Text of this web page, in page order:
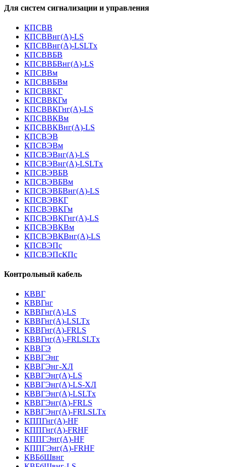
Для систем сигнализации и управления
КПСВВ
КПСВВнг(А)-LS
КПСВВнг(А)-LSLTx
КПСВВБВ
КПСВВБВнг(А)-LS
КПСВВм
КПСВВБВм
КПСВВКГ
КПСВВКГм
КПСВВКГнг(А)-LS
КПСВВКВм
КПСВВКВнг(А)-LS
КПСВЭВ
КПСВЭВм
КПСВЭВнг(А)-LS
КПСВЭВнг(А)-LSLTx
КПСВЭВБВ
КПСВЭВБВм
КПСВЭВБВнг(А)-LS
КПСВЭВКГ
КПСВЭВКГм
КПСВЭВКГнг(А)-LS
КПСВЭВКВм
КПСВЭВКВнг(А)-LS
КПСВЭПс
КПСВЭПсКПс
Контрольный кабель
КВВГ
КВВГнг
КВВГнг(А)-LS
КВВГнг(А)-LSLTx
КВВГнг(А)-FRLS
КВВГнг(А)-FRLSLTx
КВВГЭ
КВВГЭнг
КВВГЭнг-ХЛ
КВВГЭнг(А)-LS
КВВГЭнг(А)-LS-ХЛ
КВВГЭнг(А)-LSLTx
КВВГЭнг(А)-FRLS
КВВГЭнг(А)-FRLSLTx
КППГнг(А)-HF
КППГнг(А)-FRHF
КППГЭнг(А)-HF
КППГЭнг(А)-FRHF
КВБбШвнг